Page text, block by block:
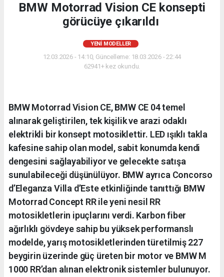
BMW Motorrad Vision CE konsepti
görücüye çıkarıldı
YENI MODELLER
12.03.2026 - 14:10, Güncelleme: 18.03.2026 - 22:44
62941+ kez okundu.
BMW Motorrad Vision CE, BMW CE 04 temel
alınarak geliştirilen, tek kişilik ve arazi odaklı
elektrikli bir konsept motosiklettir. LED ışıklı takla
kafesine sahip olan model, sabit konumda kendi
dengesini sağlayabiliyor ve gelecekte satışa
sunulabileceği düşünülüyor. BMW ayrıca Concorso
d’Eleganza Villa d’Este etkinliğinde tanıttığı BMW
Motorrad Concept RR ile yeni nesil RR
motosikletlerin ipuçlarını verdi. Karbon fiber
ağırlıklı gövdeye sahip bu yüksek performanslı
modelde, yarış motosikletlerinden türetilmiş 227
beygirin üzerinde güç üreten bir motor ve BMW M
1000 RR’dan alınan elektronik sistemler bulunuyor.